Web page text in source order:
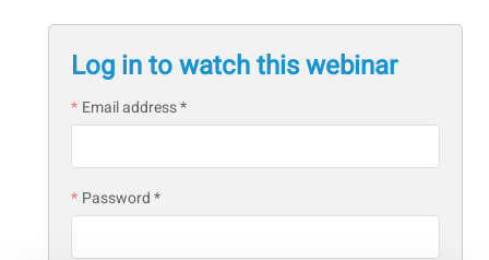
Log in to watch this webinar
Email address *
Password *